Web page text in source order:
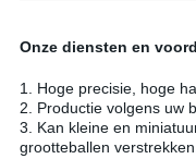
Onze diensten en
1. Hoge precisie, hoge
2. Productie volgens uw
3. Kan kleine en
grootteballen